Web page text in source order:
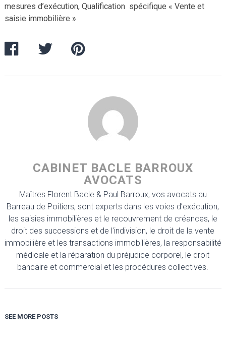
mesures d’exécution, Qualification spécifique « Vente et
saisie immobilière »
CABINET BACLE BARROUX
AVOCATS
Maîtres Florent Bacle & Paul Barroux, vos avocats au
Barreau de Poitiers, sont experts dans les voies d’exécution,
les saisies immobilières et le recouvrement de créances, le
droit des successions et de l’indivision, le droit de la vente
immobilière et les transactions immobilières, la responsabilité
médicale et la réparation du préjudice corporel, le droit
bancaire et commercial et les procédures collectives.
SEE MORE POSTS